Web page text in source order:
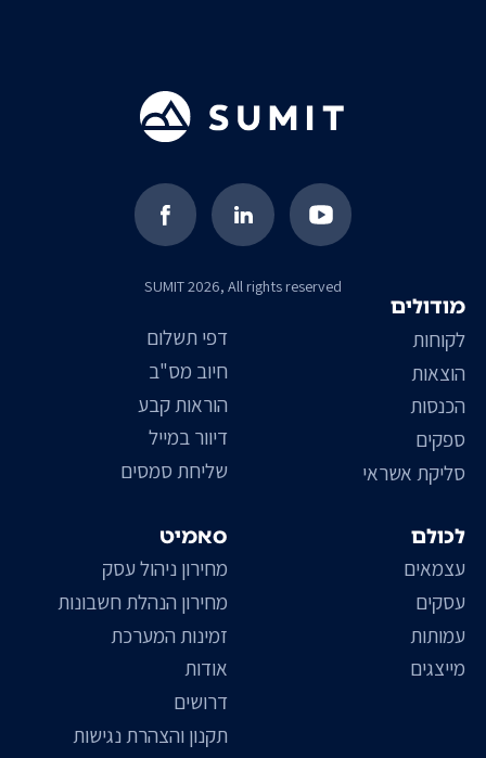
SUMIT 2026, All rights reserved
סאמיט
מחירון ניהול עסק
מחירון הנהלת חשבונות
זמינות המערכת
אודות
דרושים
תקנון והצהרת נגישות
דפי תשלום
חיוב מס"ב
הוראות קבע
דיוור במייל
שליחת סמסים
מודולים
לקוחות
הוצאות
הכנסות
ספקים
סליקת אשראי
לכולם
עצמאים
עסקים
עמותות
מייצגים